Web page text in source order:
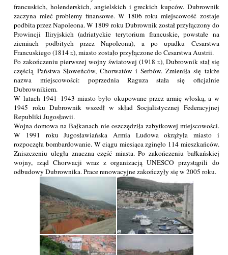
francuskich, holenderskich, angielskich i greckich kupców. Dubrownik
zaczyna mieć problemy finansowe. W 1806 roku miejscowość zostaje
podbita przez Napoleona. W 1809 roku Dubrownik został przyłączony do
Prowincji Iliryjskich (adriatyckie terytorium francuskie, powstałe na
ziemiach podbitych przez Napoleona), a po upadku Cesarstwa
Francuskiego (1814 r.), miasto zostało przyłączone do Cesarstwa Austrii.
Po zakończeniu pierwszej wojny światowej (1918 r.), Dubrownik stał się
częścią Państwa Słoweńców, Chorwatów i Serbów. Zmieniła się także
nazwa miejscowości: poprzednia Raguza stała się oficjalnie
Dubrownikiem.
W latach 1941–1943 miasto było okupowane przez armię włoską, a w
1945 roku Dubrownik wszedł w skład Socjalistycznej Federacyjnej
Republiki Jugosławii.
Wojna domowa na Bałkanach nie oszczędziła zabytkowej miejscowości.
W 1991 roku Jugosławiańska Armia Ludowa okrążyła miasto i
rozpoczęła bombardowanie. W ciągu miesiąca zginęło 114 mieszkańców.
Zniszczeniu uległa znaczna część miasta. Po zakończeniu bałkańskiej
wojny, rząd Chorwacji wraz z organizacją UNESCO przystąpili do
odbudowy Dubrownika. Prace renowacyjne zakończyły się w 2005 roku.